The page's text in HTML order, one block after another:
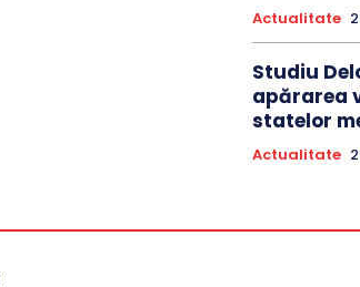
Actualitate
Studiu
apărarea
statelor
Actualitate